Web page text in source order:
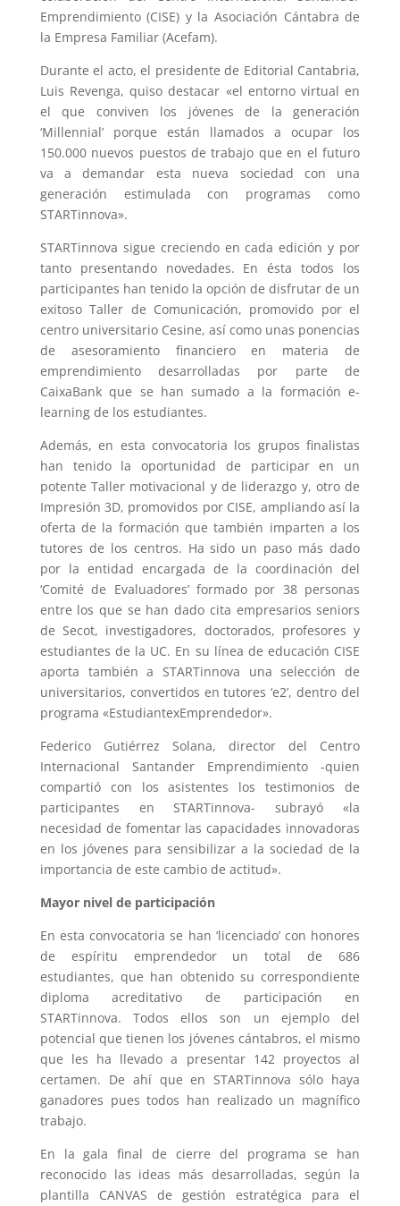
Emprendimiento (CISE) y la Asociación Cántabra de
la Empresa Familiar (Acefam).
Durante el acto, el presidente de Editorial Cantabria,
Luis Revenga, quiso destacar «el entorno virtual en
el que conviven los jóvenes de la generación
‘Millennial’ porque están llamados a ocupar los
150.000 nuevos puestos de trabajo que en el futuro
va a demandar esta nueva sociedad con una
generación estimulada con programas como
STARTinnova».
STARTinnova sigue creciendo en cada edición y por
tanto presentando novedades. En ésta todos los
participantes han tenido la opción de disfrutar de un
exitoso Taller de Comunicación, promovido por el
centro universitario Cesine, así como unas ponencias
de asesoramiento financiero en materia de
emprendimiento desarrolladas por parte de
CaixaBank que se han sumado a la formación e-
learning de los estudiantes.
Además, en esta convocatoria los grupos finalistas
han tenido la oportunidad de participar en un
potente Taller motivacional y de liderazgo y, otro de
Impresión 3D, promovidos por CISE, ampliando así la
oferta de la formación que también imparten a los
tutores de los centros. Ha sido un paso más dado
por la entidad encargada de la coordinación del
‘Comité de Evaluadores’ formado por 38 personas
entre los que se han dado cita empresarios seniors
de Secot, investigadores, doctorados, profesores y
estudiantes de la UC. En su línea de educación CISE
aporta también a STARTinnova una selección de
universitarios, convertidos en tutores ‘e2’, dentro del
programa «EstudiantexEmprendedor».
Federico Gutiérrez Solana, director del Centro
Internacional Santander Emprendimiento -quien
compartió con los asistentes los testimonios de
participantes en STARTinnova- subrayó «la
necesidad de fomentar las capacidades innovadoras
en los jóvenes para sensibilizar a la sociedad de la
importancia de este cambio de actitud».
Mayor nivel de participación
En esta convocatoria se han ‘licenciado’ con honores
de espíritu emprendedor un total de 686
estudiantes, que han obtenido su correspondiente
diploma acreditativo de participación en
STARTinnova. Todos ellos son un ejemplo del
potencial que tienen los jóvenes cántabros, el mismo
que les ha llevado a presentar 142 proyectos al
certamen. De ahí que en STARTinnova sólo haya
ganadores pues todos han realizado un magnífico
trabajo.
En la gala final de cierre del programa se han
reconocido las ideas más desarrolladas, según la
plantilla CANVAS de gestión estratégica para el